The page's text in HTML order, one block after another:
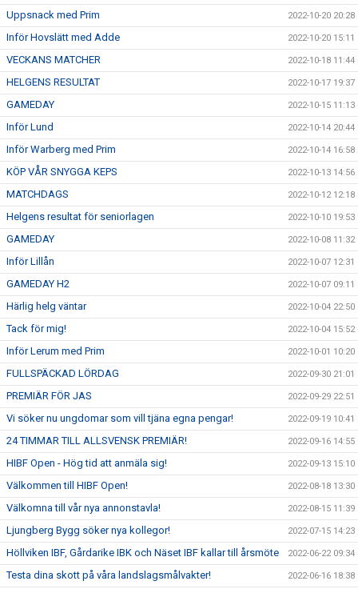
Uppsnack med Prim 2022-10-20 20:28
Inför Hovslätt med Adde 2022-10-20 15:11
VECKANS MATCHER 2022-10-18 11:44
HELGENS RESULTAT 2022-10-17 19:37
GAMEDAY 2022-10-15 11:13
Inför Lund 2022-10-14 20:44
Inför Warberg med Prim 2022-10-14 16:58
KÖP VÅR SNYGGA KEPS 2022-10-13 14:56
MATCHDAGS 2022-10-12 12:18
Helgens resultat för seniorlagen 2022-10-10 19:53
GAMEDAY 2022-10-08 11:32
Inför Lillån 2022-10-07 12:31
GAMEDAY H2 2022-10-07 09:11
Härlig helg väntar 2022-10-04 22:50
Tack för mig! 2022-10-04 15:52
Inför Lerum med Prim 2022-10-01 10:20
FULLSPÄCKAD LÖRDAG 2022-09-30 21:01
PREMIÄR FÖR JAS 2022-09-29 22:51
Vi söker nu ungdomar som vill tjäna egna pengar! 2022-09-19 10:41
24 TIMMAR TILL ALLSVENSK PREMIÄR! 2022-09-16 14:55
HIBF Open - Hög tid att anmäla sig! 2022-09-13 15:10
Välkommen till HIBF Open! 2022-08-18 13:30
Välkomna till vår nya annonstavla! 2022-08-15 11:39
Ljungberg Bygg söker nya kollegor! 2022-07-15 14:23
Höllviken IBF, Gårdarike IBK och Näset IBF kallar till årsmöte 2022-06-22 09:34
Testa dina skott på våra landslagsmålvakter! 2022-06-16 18:38